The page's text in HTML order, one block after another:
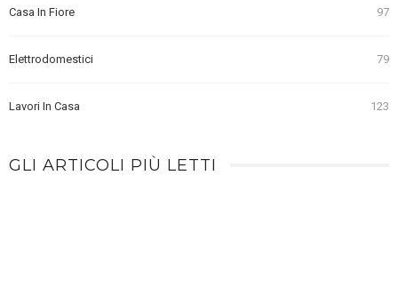
Casa In Fiore 97
Elettrodomestici 79
Lavori In Casa 123
GLI ARTICOLI PIÙ LETTI